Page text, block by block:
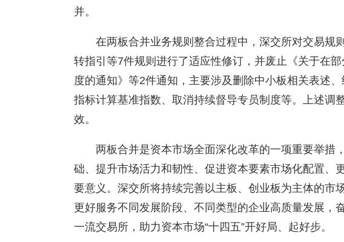
并。
在两板合并业务规则整合过程中，深交所对交易规
转指引等7件规则进行了适应性修订，并废止《关于在
度的通知》等2件通知，主要涉及删除中小板相关表述
指标计算基准指数、取消持续督导专员制度等。上述调
效。
两板合并是资本市场全面深化改革的一项重要举措
础、提升市场活力和韧性、促进资本要素市场化配置、
要意义。深交所将持续完善以主板、创业板为主体的市
更好服务不同发展阶段、不同类型的企业高质量发展，
一流交易所，助力资本市场“十四五”开好局、起好步。